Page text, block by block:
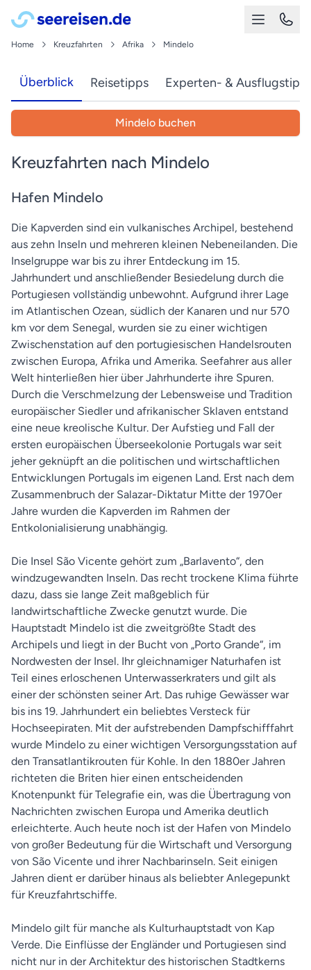
Home Kreuzfahrten Afrika Mindelo
Überblick Reisetipps Experten- &
Mindelo buchen
Kreuzfahrten nach Mindelo
Hafen Mindelo
Die Kapverden sind ein vulkanisches Archipel, bestehend
aus zehn Inseln und mehreren kleinen Nebeneilanden. Die
Inselgruppe war bis zu ihrer Entdeckung im 15.
Jahrhundert und anschließender Besiedelung durch die
Portugiesen vollständig unbewohnt. Aufgrund ihrer Lage
im Atlantischen Ozean, südlich der Kanaren und nur 570
km vor dem Senegal, wurden sie zu einer wichtigen
Zwischenstation auf den portugiesischen Handelsrouten
zwischen Europa, Afrika und Amerika. Seefahrer aus aller
Welt hinterließen hier über Jahrhunderte ihre Spuren.
Durch die Verschmelzung der Lebensweise und Tradition
europäischer Siedler und afrikanischer Sklaven entstand
eine neue kreolische Kultur. Der Aufstieg und Fall der
ersten europäischen Überseekolonie Portugals war seit
jeher geknüpft an die politischen und wirtschaftlichen
Entwicklungen Portugals im eigenen Land. Erst nach dem
Zusammenbruch der Salazar-Diktatur Mitte der 1970er
Jahre wurden die Kapverden im Rahmen der
Entkolonialisierung unabhängig.
Die Insel São Vicente gehört zum „Barlavento“, den
windzugewandten Inseln. Das recht trockene Klima führte
dazu, dass sie lange Zeit maßgeblich für
landwirtschaftliche Zwecke genutzt wurde. Die
Hauptstadt Mindelo ist die zweitgrößte Stadt des
Archipels und liegt in der Bucht von „Porto Grande“, im
Nordwesten der Insel. Ihr gleichnamiger Naturhafen ist
Teil eines erloschenen Unterwasserkraters und gilt als
einer der schönsten seiner Art. Das ruhige Gewässer war
bis ins 19. Jahrhundert ein beliebtes Versteck für
Hochseepiraten. Mit der aufstrebenden Dampfschifffahrt
wurde Mindelo zu einer wichtigen Versorgungsstation auf
den Transatlantikrouten für Kohle. In den 1880er Jahren
richteten die Briten hier einen entscheidenden
Knotenpunkt für Telegrafie ein, was die Übertragung von
Nachrichten zwischen Europa und Amerika deutlich
erleichterte. Auch heute noch ist der Hafen von Mindelo
von großer Bedeutung für die Wirtschaft und Versorgung
von São Vicente und ihrer Nachbarinseln. Seit einigen
Jahren dient er darüber hinaus als beliebter Anlegepunkt
für Kreuzfahrtschiffe.
Mindelo gilt für manche als Kulturhauptstadt von Kap
Verde. Die Einflüsse der Engländer und Portugiesen sind
nicht nur in der Architektur des historischen Stadtkerns